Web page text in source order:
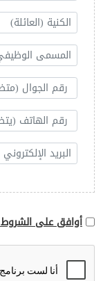
أوافق على الشروط